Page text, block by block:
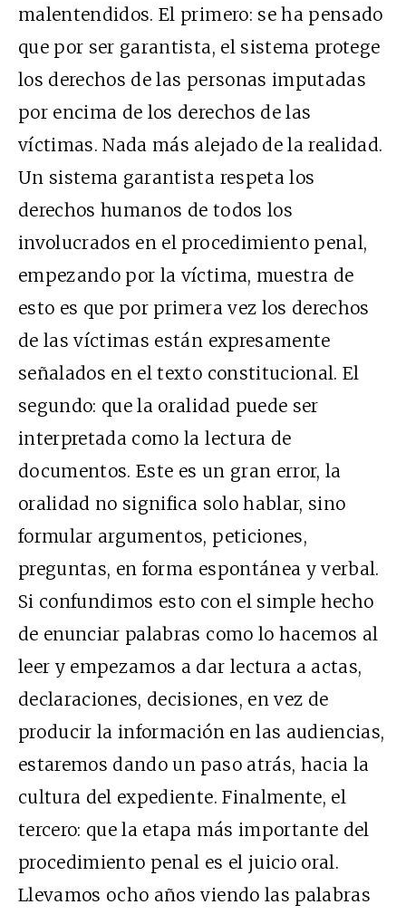
malentendidos. El primero: se ha pensado
que por ser garantista, el sistema protege
los derechos de las personas imputadas
por encima de los derechos de las
víctimas. Nada más alejado de la realidad.
Un sistema garantista respeta los
derechos humanos de todos los
involucrados en el procedimiento penal,
empezando por la víctima, muestra de
esto es que por primera vez los derechos
de las víctimas están expresamente
señalados en el texto constitucional. El
segundo: que la oralidad puede ser
interpretada como la lectura de
documentos. Este es un gran error, la
oralidad no significa solo hablar, sino
formular argumentos, peticiones,
preguntas, en forma espontánea y verbal.
Si confundimos esto con el simple hecho
de enunciar palabras como lo hacemos al
leer y empezamos a dar lectura a actas,
declaraciones, decisiones, en vez de
producir la información en las audiencias,
estaremos dando un paso atrás, hacia la
cultura del expediente. Finalmente, el
tercero: que la etapa más importante del
procedimiento penal es el juicio oral.
Llevamos ocho años viendo las palabras